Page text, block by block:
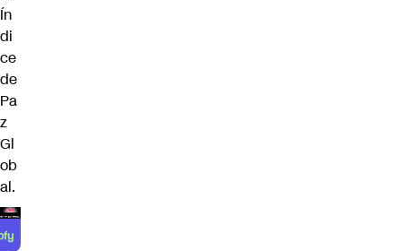
Ín
di
ce
de
Pa
z
Gl
ob
al.